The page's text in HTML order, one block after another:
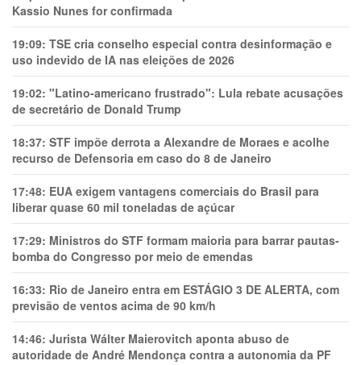
Kassio Nunes for confirmada
19:09: TSE cria conselho especial contra desinformação e
uso indevido de IA nas eleições de 2026
19:02: "Latino-americano frustrado": Lula rebate acusações
de secretário de Donald Trump
18:37: STF impõe derrota a Alexandre de Moraes e acolhe
recurso de Defensoria em caso do 8 de Janeiro
17:48: EUA exigem vantagens comerciais do Brasil para
liberar quase 60 mil toneladas de açúcar
17:29: Ministros do STF formam maioria para barrar pautas-
bomba do Congresso por meio de emendas
16:33: Rio de Janeiro entra em ESTÁGIO 3 DE ALERTA, com
previsão de ventos acima de 90 km/h
14:46: Jurista Wálter Maierovitch aponta abuso de
autoridade de André Mendonça contra a autonomia da PF